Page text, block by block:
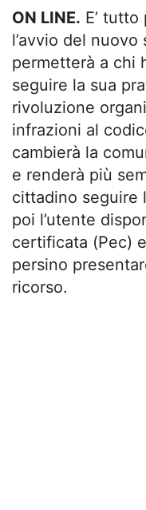
ON LINE. E’
l’avvio del
permetterà a chi
seguire la sua
rivoluzione
infrazioni al
cambierà la
e renderà più
cittadino seguire
poi l’utente
certificata (Pec)
persino
ricorso.